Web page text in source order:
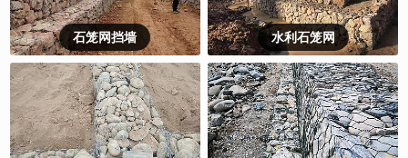
石笼网挡墙 水利石笼网